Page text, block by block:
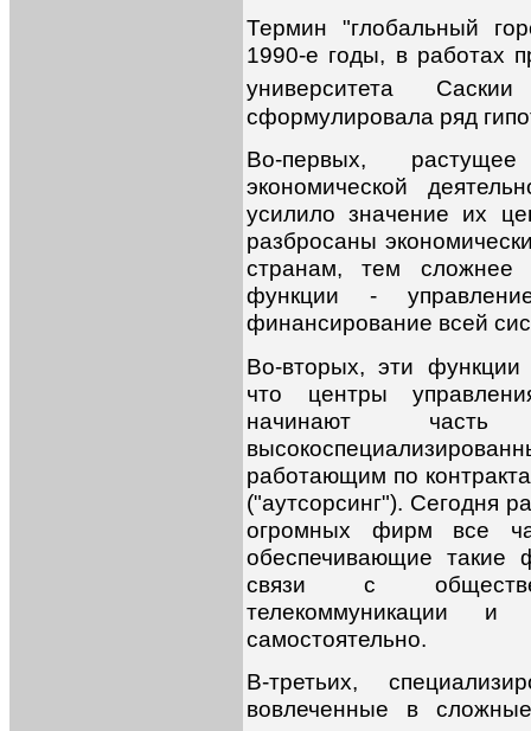
Термин "глобальный
1990-е годы, в работах
университета
сформулировала ряд
Во-первых, растущее
экономической
усилило значение их
разбросаны
странам, тем сложнее
функции -
финансирование всей
Во-вторых, эти функции
что центры
начинают
работающим по
("аутсорсинг"). Сегодня
огромных фирм все
обеспечивающие такие
связи с
телекоммуникации
самостоятельно.
В-третьих,
вовлеченные в